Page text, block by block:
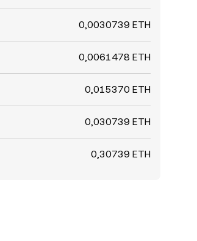
0,0030739 ETH
0,0061478 ETH
0,015370 ETH
0,030739 ETH
0,30739 ETH